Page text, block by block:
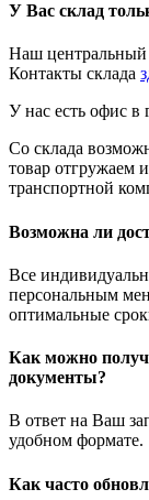
У Вас склад
Наш центральный
Контакты склада
У нас есть офис в
Со склада
товар отгружаем
транспортной
Возможна ли
Все
персональным
оптимальные
Как можно
документы?
В ответ на Ваш
удобном формате.
Как часто